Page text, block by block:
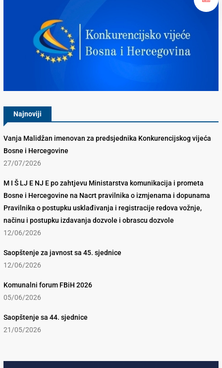
Najnoviji
Vanja Malidžan imenovan za predsjednika Konkurencijskog vijeća
Bosne i Hercegovine
27/07/2026
M I Š LJ E NJ E po zahtjevu Ministarstva komunikacija i prometa
Bosne i Hercegovine na Nacrt pravilnika o izmjenama i dopunama
Pravilnika o postupku usklađivanja i registracije redova vožnje,
načinu i postupku izdavanja dozvole i obrascu dozvole
12/06/2026
Saopštenje za javnost sa 45. sjednice
12/06/2026
Komunalni forum FBiH 2026
05/06/2026
Saopštenje sa 44. sjednice
21/05/2026